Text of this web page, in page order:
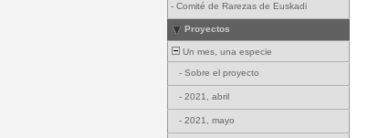
- Comité de Rarezas de Euskadi
Proyectos
Un mes, una especie
- Sobre el proyecto
- 2021, abril
- 2021, mayo